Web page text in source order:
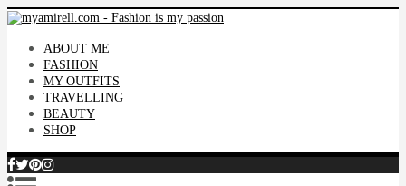
ABOUT ME
FASHION
MY OUTFITS
TRAVELLING
BEAUTY
SHOP